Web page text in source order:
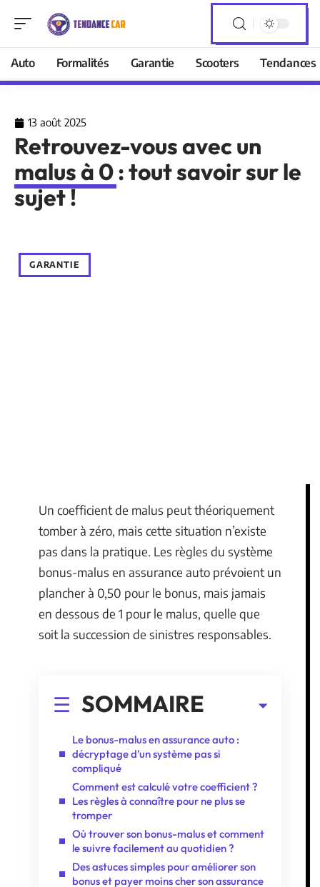
Auto Formalités Garantie Scooters Tendances
13 août 2025
Retrouvez-vous avec un
malus à 0 : tout savoir sur le
sujet !
GARANTIE
Un coefficient de malus peut théoriquement
tomber à zéro, mais cette situation n’existe
pas dans la pratique. Les règles du système
bonus-malus en assurance auto prévoient un
plancher à 0,50 pour le bonus, mais jamais
en dessous de 1 pour le malus, quelle que
soit la succession de sinistres responsables.
SOMMAIRE
Le bonus-malus en assurance auto :
décryptage d’un système pas si
compliqué
Comment est calculé votre coefficient ?
Les règles à connaître pour ne plus se
tromper
Où trouver son bonus-malus et comment
le suivre facilement au quotidien ?
Des astuces simples pour améliorer son
bonus et payer moins cher son assurance